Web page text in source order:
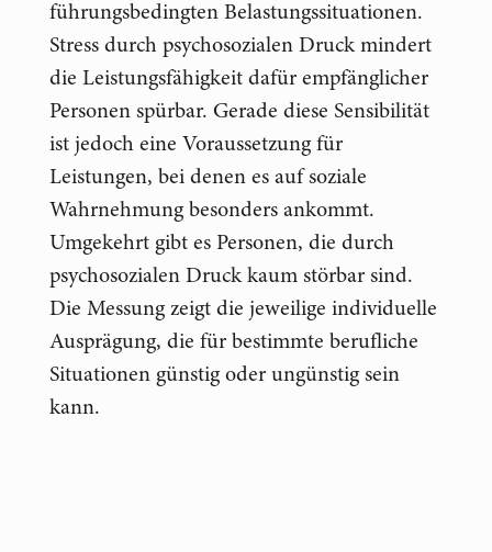
führungsbedingten Belastungssituationen.
Stress durch psychosozialen Druck mindert
die Leistungsfähigkeit dafür empfänglicher
Personen spürbar. Gerade diese Sensibilität
ist jedoch eine Voraussetzung für
Leistungen, bei denen es auf soziale
Wahrnehmung besonders ankommt.
Umgekehrt gibt es Personen, die durch
psychosozialen Druck kaum störbar sind.
Die Messung zeigt die jeweilige individuelle
Ausprägung, die für bestimmte berufliche
Situationen günstig oder ungünstig sein
kann.